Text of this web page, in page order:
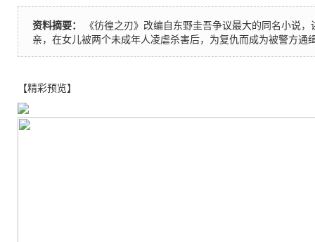
资料摘要：
《彷徨之刃》改编自东野圭吾争议最大的同名小说
亲，在女儿被两个未成年人凌虐杀害后，为复仇而成为被警方通
【精彩预览】